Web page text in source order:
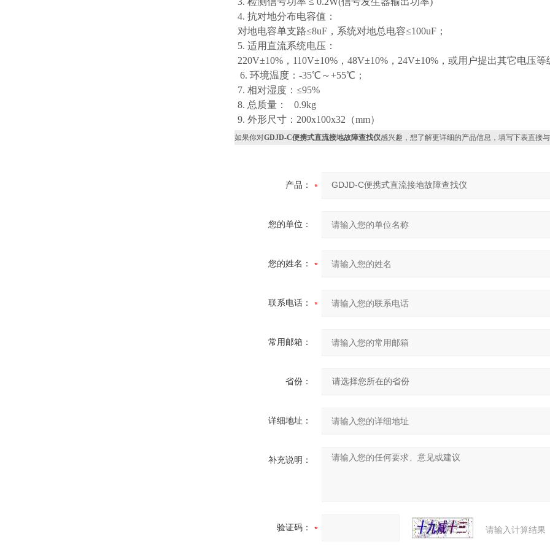
4. 抗对地分布电容值：
对地电容单支路≤8uF，系统对地总电容≤100uF；
5. 适用直流系统电压：
220V±10%，110V±10%，48V±10%，24V±10%，或用户提出其它电压等
6. 环境温度：-35℃～+55℃；
7. 相对湿度：≤95%
8. 总质量： 0.9kg
9. 外形尺寸：200x100x32（mm）
如果你对GDJD-C便携式直流接地故障查找仪感兴趣，想了解更详细的产品信息，填写下表直接与
产品：
您的单位：
您的姓名：
联系电话：
常用邮箱：
省份：
详细地址：
补充说明：
验证码： 请输入计算结果